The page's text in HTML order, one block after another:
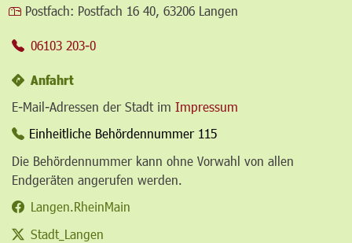
Postfach: Postfach 16 40, 63206 Langen
06103 203-0
Anfahrt
E-Mail-Adressen der Stadt im Impressum
Einheitliche Behördennummer 115
Die Behördennummer kann ohne Vorwahl von allen
Endgeräten angerufen werden.
Langen.RheinMain
Stadt_Langen